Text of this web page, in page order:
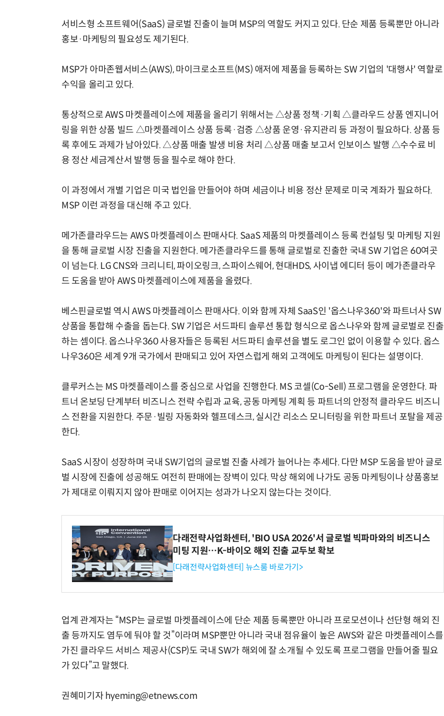
서비스형 소프트웨어(SaaS) 글로벌 진출이 늘며 MSP의 역할도 커지고 있다. 단순 제품 등록뿐만 아니라
홍보·마케팅의 필요성도 제기된다.
MSP가 아마존웹서비스(AWS), 마이크로소프트(MS) 애저에 제품을 등록하는 SW 기업의 '대행사' 역할로
수익을 올리고 있다.
통상적으로 AWS 마켓플레이스에 제품을 올리기 위해서는 △상품 정책·기획 △클라우드 상품 엔지니어
링을 위한 상품 빌드 △마켓플레이스 상품 등록·검증 △상품 운영·유지관리 등 과정이 필요하다. 상품 등
록 후에도 과제가 남아있다. △상품 매출 발생 비용 처리 △상품 매출 보고서 인보이스 발행 △수수료 비
용 정산 세금계산서 발행 등을 필수로 해야 한다.
이 과정에서 개별 기업은 미국 법인을 만들어야 하며 세금이나 비용 정산 문제로 미국 계좌가 필요하다.
MSP 이런 과정을 대신해 주고 있다.
메가존클라우드는 AWS 마켓플레이스 판매사다. SaaS 제품의 마켓플레이스 등록 컨설팅 및 마케팅 지원
을 통해 글로벌 시장 진출을 지원한다. 메가존클라우드를 통해 글로벌로 진출한 국내 SW 기업은 60여곳
이 넘는다. LG CNS와 크리니티, 파이오링크, 스파이스웨어, 현대HDS, 사이냅 에디터 등이 메가존클라우
드 도움을 받아 AWS 마켓플레이스에 제품을 올렸다.
베스핀글로벌 역시 AWS 마켓플레이스 판매사다. 이와 함께 자체 SaaS인 '옵스나우360'와 파트너사 SW
상품을 통합해 수출을 돕는다. SW 기업은 서드파티 솔루션 통합 형식으로 옵스나우와 함께 글로벌로 진출
하는 셈이다. 옵스나우360 사용자들은 등록된 서드파티 솔루션을 별도 로그인 없이 이용할 수 있다. 옵스
나우360은 세계 9개 국가에서 판매되고 있어 자연스럽게 해외 고객에도 마케팅이 된다는 설명이다.
클루커스는 MS 마켓플레이스를 중심으로 사업을 진행한다. MS 코셀(Co-Sell) 프로그램을 운영한다. 파
트너 온보딩 단계부터 비즈니스 전략 수립과 교육, 공동 마케팅 계획 등 파트너의 안정적 클라우드 비즈니
스 전환을 지원한다. 주문·빌링 자동화와 헬프데스크, 실시간 리소스 모니터링을 위한 파트너 포탈을 제공
한다.
SaaS 시장이 성장하며 국내 SW기업의 글로벌 진출 사례가 늘어나는 추세다. 다만 MSP 도움을 받아 글로
벌 시장에 진출에 성공해도 여전히 판매에는 장벽이 있다. 막상 해외에 나가도 공동 마케팅이나 상품홍보
가 제대로 이뤄지지 않아 판매로 이어지는 성과가 나오지 않는다는 것이다.
다래전략사업화센터, 'BIO USA 2026'서 글로벌 빅파마와의 비즈니스
미팅 지원…K-바이오 해외 진출 교두보 확보
[다래전략사업화센터] 뉴스룸 바로가기>
업계 관계자는 “MSP는 글로벌 마켓플레이스에 단순 제품 등록뿐만 아니라 프로모션이나 선단형 해외 진
출 등까지도 염두에 둬야 할 것”이라며 MSP뿐만 아니라 국내 점유율이 높은 AWS와 같은 마켓플레이스를
가진 클라우드 서비스 제공사(CSP)도 국내 SW가 해외에 잘 소개될 수 있도록 프로그램을 만들어줄 필요
가 있다”고 말했다.
권혜미기자 hyeming@etnews.com